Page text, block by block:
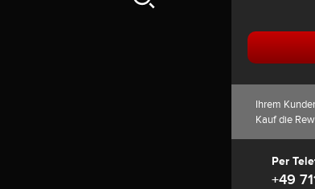
Ihrem
Kauf die
Per
+49